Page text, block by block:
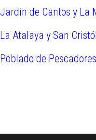
Jardín de Cantos y La
La Atalaya y San
Poblado de